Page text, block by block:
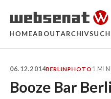
HOMEABOUTARCHIV
06.12.2014BERLINPHOTO 1
Booze Bar